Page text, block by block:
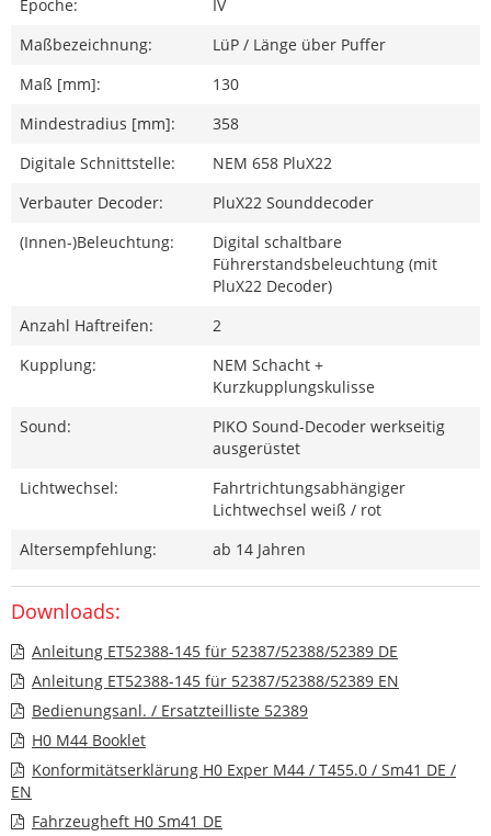
Epoche:
IV
Maßbezeichnung:
LüP / Länge über Puffer
Maß [mm]:
130
Mindestradius [mm]:
358
Digitale Schnittstelle:
NEM 658 PluX22
Verbauter Decoder:
PluX22 Sounddecoder
(Innen-)Beleuchtung:
Digital schaltbare
Führerstandsbeleuchtung (mit
PluX22 Decoder)
Anzahl Haftreifen:
2
Kupplung:
NEM Schacht +
Kurzkupplungskulisse
Sound:
PIKO Sound-Decoder werkseitig
ausgerüstet
Lichtwechsel:
Fahrtrichtungsabhängiger
Lichtwechsel weiß / rot
Altersempfehlung:
ab 14 Jahren
Downloads:
Anleitung ET52388-145 für 52387/52388/52389 DE
Anleitung ET52388-145 für 52387/52388/52389 EN
Bedienungsanl. / Ersatzteilliste 52389
H0 M44 Booklet
Konformitätserklärung H0 Exper M44 / T455.0 / Sm41 DE /
EN
Fahrzeugheft H0 Sm41 DE